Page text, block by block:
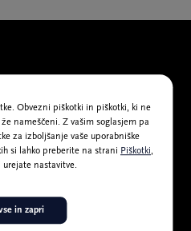
Obvezni piškotki in piškotki, ki ne
nameščeni. Z vašim soglasjem pa
za izboljšanje vaše uporabniške
si lahko preberite na strani Piškotki,
urejate nastavitve.
in zapri